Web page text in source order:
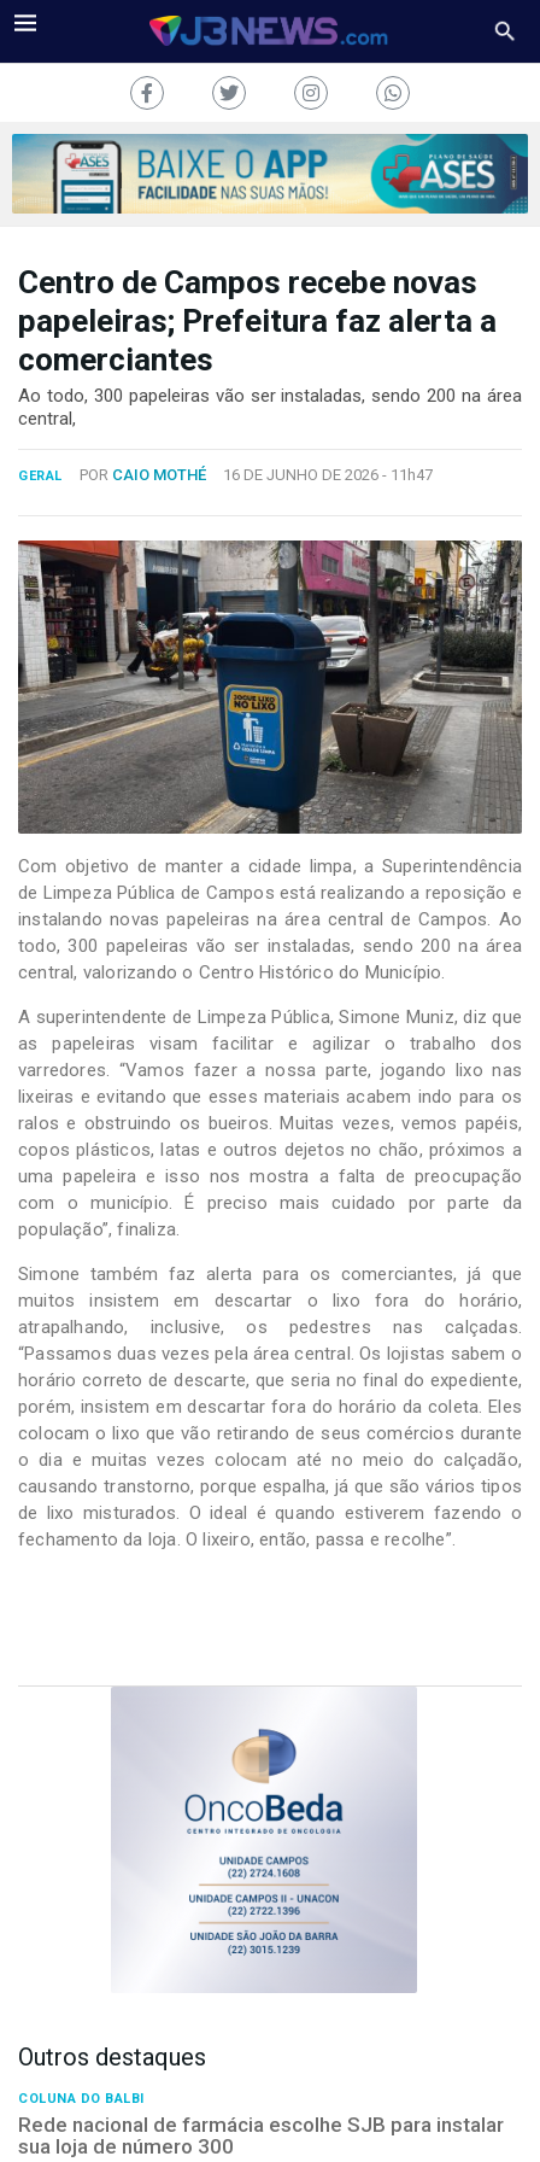
J3NEWS
TV
COLUNAS
2024
Desenvolvido
por
Hesea
Tecnologia
Sistemas
Centro de Campos recebe novas
papeleiras; Prefeitura faz alerta a
comerciantes
Ao todo, 300 papeleiras vão ser instaladas, sendo 200 na área
central,
GERAL POR CAIO MOTHÉ 16 DE JUNHO DE 2026 - 11h47
Com objetivo de manter a cidade limpa, a Superintendência
de Limpeza Pública de Campos está realizando a reposição e
instalando novas papeleiras na área central de Campos. Ao
todo, 300 papeleiras vão ser instaladas, sendo 200 na área
central, valorizando o Centro Histórico do Município.
A superintendente de Limpeza Pública, Simone Muniz, diz que
as papeleiras visam facilitar e agilizar o trabalho dos
varredores. “Vamos fazer a nossa parte, jogando lixo nas
lixeiras e evitando que esses materiais acabem indo para os
ralos e obstruindo os bueiros. Muitas vezes, vemos papéis,
copos plásticos, latas e outros dejetos no chão, próximos a
uma papeleira e isso nos mostra a falta de preocupação
com o município. É preciso mais cuidado por parte da
população”, finaliza.
Simone também faz alerta para os comerciantes, já que
muitos insistem em descartar o lixo fora do horário,
atrapalhando, inclusive, os pedestres nas calçadas.
“Passamos duas vezes pela área central. Os lojistas sabem o
horário correto de descarte, que seria no final do expediente,
porém, insistem em descartar fora do horário da coleta. Eles
colocam o lixo que vão retirando de seus comércios durante
o dia e muitas vezes colocam até no meio do calçadão,
causando transtorno, porque espalha, já que são vários tipos
de lixo misturados. O ideal é quando estiverem fazendo o
fechamento da loja. O lixeiro, então, passa e recolhe”.
Outros destaques
COLUNA DO BALBI
Rede nacional de farmácia escolhe SJB para instalar
sua loja de número 300